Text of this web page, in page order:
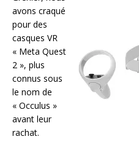
avons craqué
pour des
casques VR
« Meta Quest
2 », plus
connus sous
le nom de
« Occulus »
avant leur
rachat.